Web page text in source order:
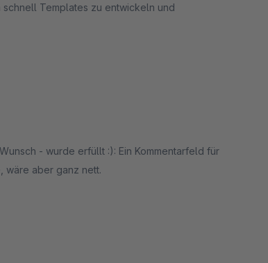
schnell Templates zu entwickeln und
- wurde erfüllt :): Ein Kommentarfeld für
wäre aber ganz nett.